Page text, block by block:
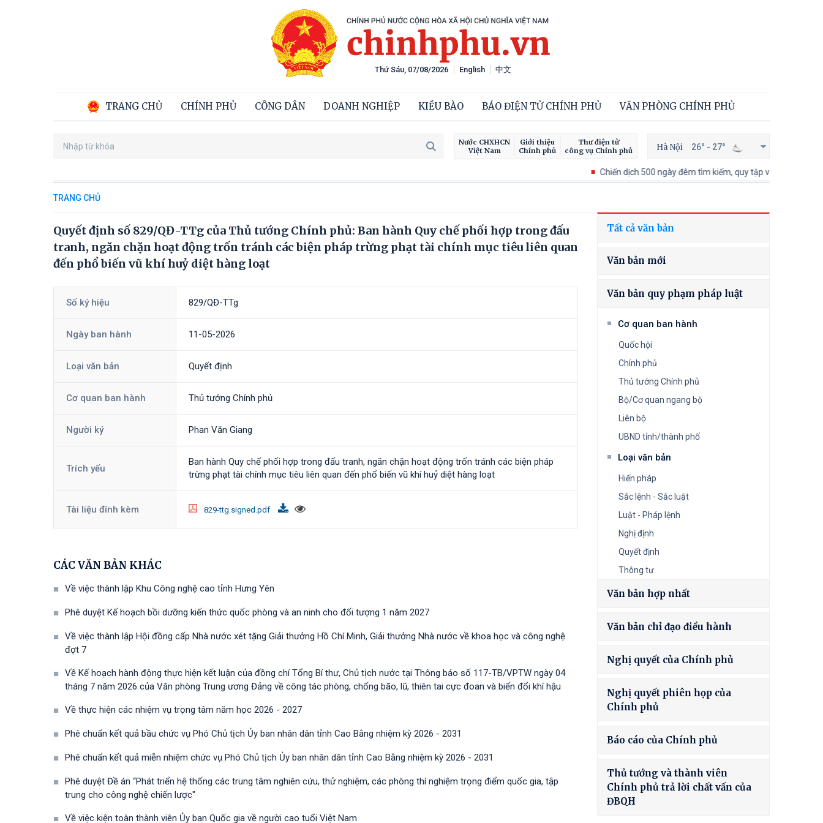
English 中文
TRANG CHỦ CHÍNH PHỦ CÔNG DÂN DOANH NGHIỆP KIỀU BÀO BÁO ĐIỆN TỬ CHÍNH PHỦ VĂN PHÒNG CHÍNH PHỦ
Thứ Sáu, 07/08/2026
Nước CHXHCN
Việt Nam
Giới thiệu
Chính phủ
Thư điện tử
công vụ Chính phủ
Hà Nội 26° - 27°
Chiến dịch 500 ngày đêm tìm kiếm, quy tập và xác định danh tính
TRANG CHỦ
Quyết định số 829/QĐ-TTg của Thủ tướng Chính phủ: Ban hành Quy chế phối hợp trong đấu
tranh, ngăn chặn hoạt động trốn tránh các biện pháp trừng phạt tài chính mục tiêu liên quan
đến phổ biến vũ khí huỷ diệt hàng loạt
Số ký hiệu 829/QĐ-TTg
Ngày ban hành 11-05-2026
Loại văn bản Quyết định
Cơ quan ban hành Thủ tướng Chính phủ
Người ký Phan Văn Giang
Trích yếu
Ban hành Quy chế phối hợp trong đấu tranh, ngăn chặn hoạt động trốn tránh các biện pháp
trừng phạt tài chính mục tiêu liên quan đến phổ biến vũ khí huỷ diệt hàng loạt
Tài liệu đính kèm 829-ttg.signed.pdf
CÁC VĂN BẢN KHÁC
Về việc thành lập Khu Công nghệ cao tỉnh Hưng Yên
Phê duyệt Kế hoạch bồi dưỡng kiến thức quốc phòng và an ninh cho đối tượng 1 năm 2027
Về việc thành lập Hội đồng cấp Nhà nước xét tặng Giải thưởng Hồ Chí Minh, Giải thưởng Nhà nước về khoa học và công nghệ
đợt 7
Về Kế hoạch hành động thực hiện kết luận của đồng chí Tổng Bí thư, Chủ tịch nước tại Thông báo số 117-TB/VPTW ngày 04
tháng 7 năm 2026 của Văn phòng Trung ương Đảng về công tác phòng, chống bão, lũ, thiên tai cực đoan và biến đổi khí hậu
Về thực hiện các nhiệm vụ trọng tâm năm học 2026 - 2027
Phê chuẩn kết quả bầu chức vụ Phó Chủ tịch Ủy ban nhân dân tỉnh Cao Bằng nhiệm kỳ 2026 - 2031
Phê chuẩn kết quả miễn nhiệm chức vụ Phó Chủ tịch Ủy ban nhân dân tỉnh Cao Bằng nhiệm kỳ 2026 - 2031
Phê duyệt Đề án “Phát triển hệ thống các trung tâm nghiên cứu, thử nghiệm, các phòng thí nghiệm trọng điểm quốc gia, tập
trung cho công nghệ chiến lược"
Về việc kiện toàn thành viên Ủy ban Quốc gia về người cao tuổi Việt Nam
Tất cả văn bản
Văn bản mới
Văn bản quy phạm pháp luật
Cơ quan ban hành
Quốc hội
Chính phủ
Thủ tướng Chính phủ
Bộ/Cơ quan ngang bộ
Liên bộ
UBND tỉnh/thành phố
Loại văn bản
Hiến pháp
Sắc lệnh - Sắc luật
Luật - Pháp lệnh
Nghị định
Quyết định
Thông tư
Văn bản hợp nhất
Văn bản chỉ đạo điều hành
Nghị quyết của Chính phủ
Nghị quyết phiên họp của
Chính phủ
Báo cáo của Chính phủ
Thủ tướng và thành viên
Chính phủ trả lời chất vấn của
ĐBQH